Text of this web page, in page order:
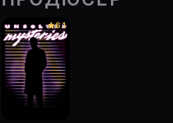
Movie Planner.
сериалы, роли и фото.
6.1